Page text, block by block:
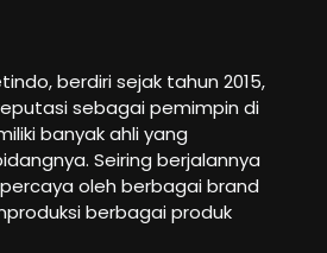
berdiri sejak tahun 2015,
sebagai pemimpin di
banyak ahli yang
Seiring berjalannya
oleh berbagai brand
berbagai produk